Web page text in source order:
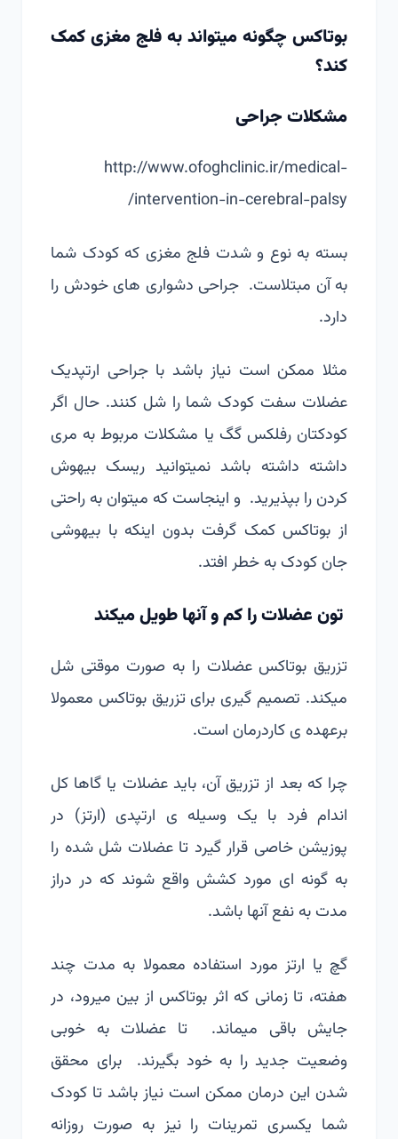
بوتاکس چگونه میتواند به فلج مغزی کمک
کند؟
مشکلات جراحی
http://www.ofoghclinic.ir/medical-
intervention-in-cerebral-palsy/
بسته به نوع و شدت فلج مغزی که کودک شما
به آن مبتلاست. جراحی دشواری های خودش را
دارد.
مثلا ممکن است نیاز باشد با جراحی ارتپدیک
عضلات سفت کودک شما را شل کنند. حال اگر
کودکتان رفلکس گگ یا مشکلات مربوط به مری
داشته داشته باشد نمیتوانید ریسک بیهوش
کردن را بپذیرید. و اینجاست که میتوان به راحتی
از بوتاکس کمک گرفت بدون اینکه با بیهوشی
جان کودک به خطر افتد.
تون عضلات را کم و آنها طویل میکند
تزریق بوتاکس عضلات را به صورت موقتی شل
میکند. تصمیم گیری برای تزریق بوتاکس معمولا
برعهده ی کاردرمان است.
چرا که بعد از تزریق آن، باید عضلات یا گاها کل
اندام فرد با یک وسیله ی ارتپدی (ارتز) در
پوزیشن خاصی قرار گیرد تا عضلات شل شده را
به گونه ای مورد کشش واقع شوند که در دراز
مدت به نفع آنها باشد.
گچ یا ارتز مورد استفاده معمولا به مدت چند
هفته، تا زمانی که اثر بوتاکس از بین میرود، در
جایش باقی میماند. تا عضلات به خوبی
وضعیت جدید را به خود بگیرند. برای محقق
شدن این درمان ممکن است نیاز باشد تا کودک
شما یکسری تمرینات را نیز به صورت روزانه